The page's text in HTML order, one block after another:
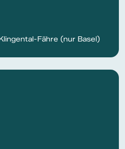
Fähre (nur Basel)